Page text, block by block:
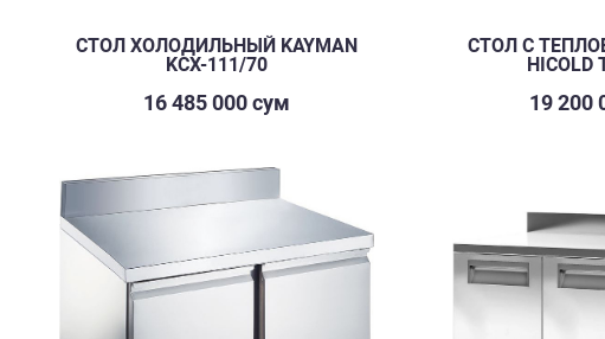
СТОЛ ХОЛОДИЛЬНЫЙ KAYMAN
KСХ-111/70
16 485 000 сум
СТОЛ С
HICOLD
19 200